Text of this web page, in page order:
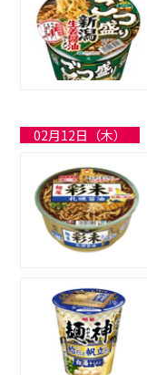
02月12日（木）